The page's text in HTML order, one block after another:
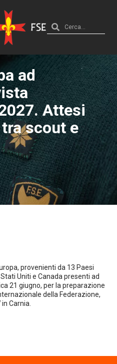
ad
Attesi
scout e
provenienti da 13 Paesi
Uniti e Canada presenti ad
21 giugno, per la preparazione
della Federazione,
Carnia.